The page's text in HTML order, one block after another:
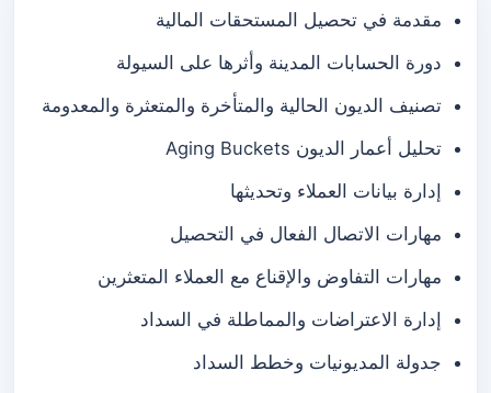
مقدمة في تحصيل المستحقات المالية
دورة الحسابات المدينة وأثرها على السيولة
تصنيف الديون الحالية والمتأخرة والمتعثرة والمعدومة
تحليل أعمار الديون Aging Buckets
إدارة بيانات العملاء وتحديثها
مهارات الاتصال الفعال في التحصيل
مهارات التفاوض والإقناع مع العملاء المتعثرين
إدارة الاعتراضات والمماطلة في السداد
جدولة المديونيات وخطط السداد